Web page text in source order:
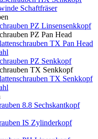
Schaftfräser
PZ Linsensenkkopf
PZ Pan Head
TX Pan Head
PZ Senkkopf
TX Senkkopf
TX Senkkopf
8.8 Sechskantkopf
IS Zylinderkopf